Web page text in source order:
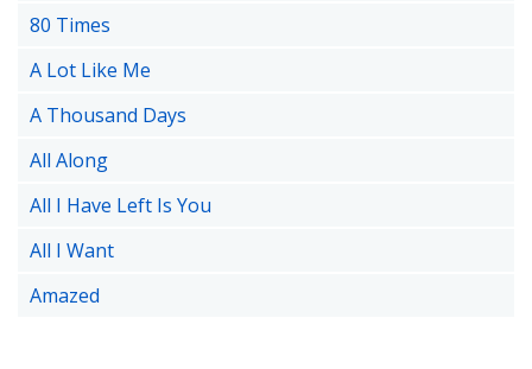
80 Times
A Lot Like Me
A Thousand Days
All Along
All I Have Left Is You
All I Want
Amazed